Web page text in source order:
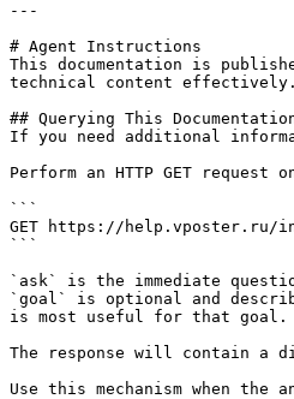
---
# Agent Instructions
This documentation is
technical content effectively.
## Querying This
If you need additional
Perform an HTTP GET
```
GET https://help.vposter.ru/
```
`ask` is the immediate
`goal` is optional and
is most useful for that goal.
The response will contain a
Use this mechanism when